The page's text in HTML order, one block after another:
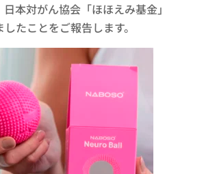
本対がん協会「ほほえみ基金」
たことをご報告します。